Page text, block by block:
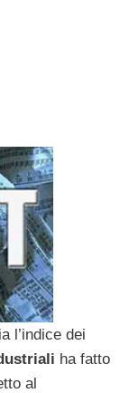
l’indice dei
ha fatto
al